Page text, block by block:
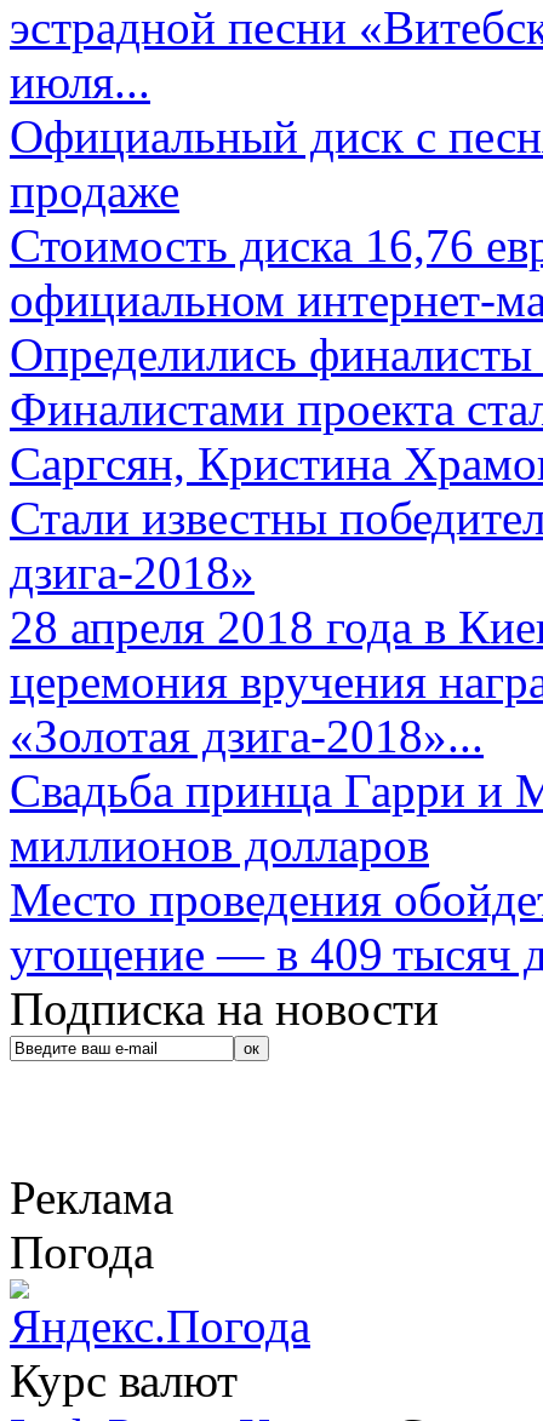
эстрадной песни
июля...
Официальный диск с
продаже
Стоимость диска 16,76
официальном интернет-
Определились
Финалистами проекта
Саргсян, Кристина
Стали известны
дзига-2018»
28 апреля 2018 года в
церемония вручения
«Золотая дзига-2018»...
Свадьба принца Гарри и
миллионов долларов
Место проведения
угощение — в 409 тысяч
Подписка на новости
Реклама
Погода
Курс валют